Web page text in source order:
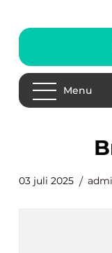
Menu
03 juli 2025